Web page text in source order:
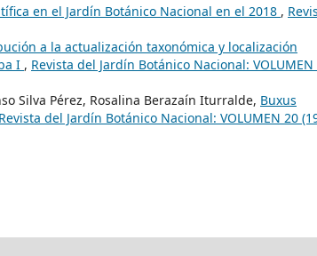
en el Jardín Botánico Nacional en el 2018 ,
a la actualización taxonómica y localización
I , Revista del Jardín Botánico Nacional: VOLUMEN
Silva Pérez, Rosalina Berazaín Iturralde, Buxus
Revista del Jardín Botánico Nacional: VOLUMEN 20